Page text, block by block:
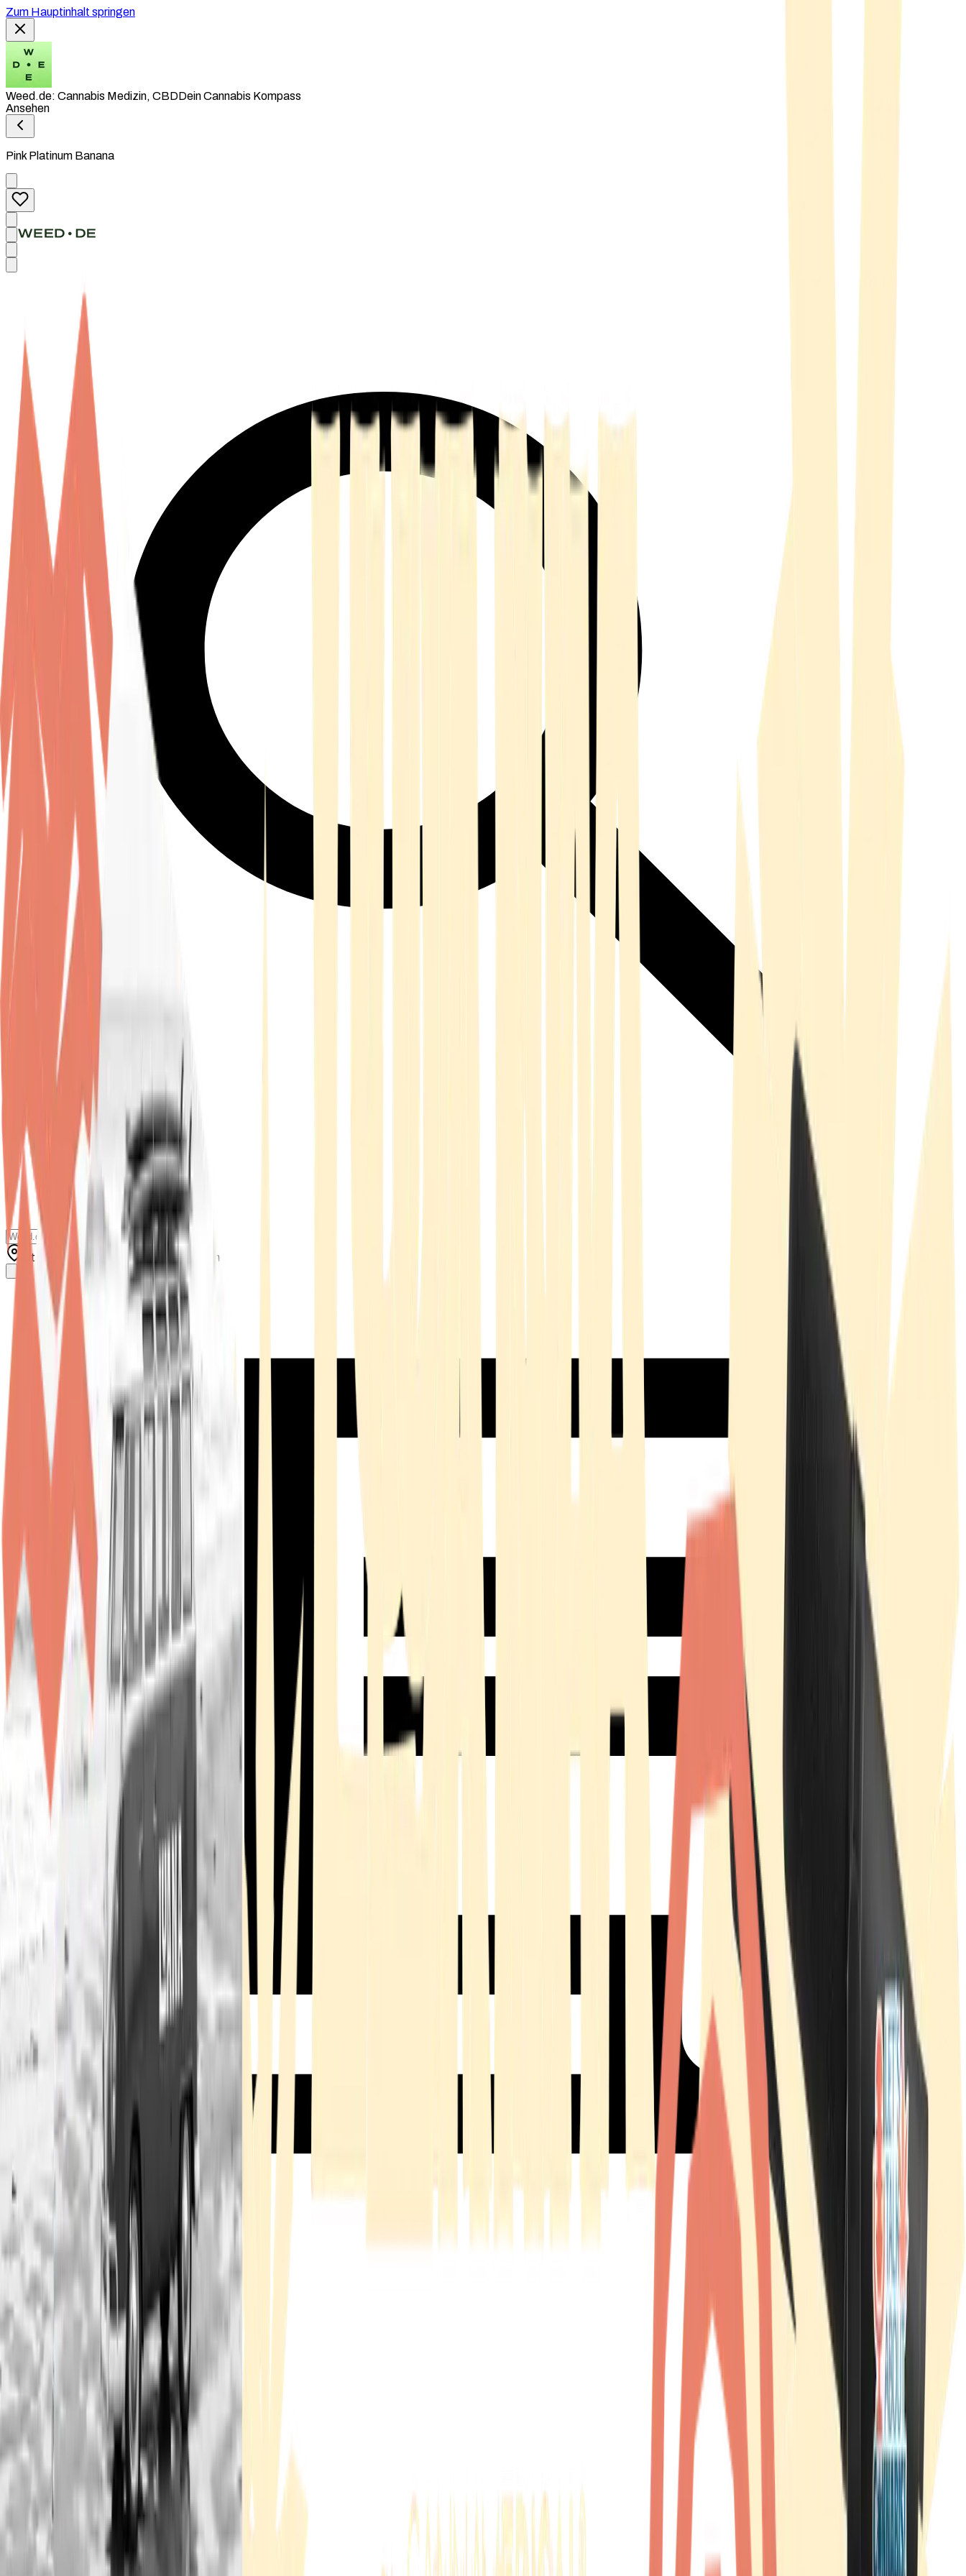
Zum Hauptinhalt springen
Weed.de: Cannabis Medizin, CBDDein Cannabis Kompass
Ansehen
Pink Platinum Banana
Standort wählen Versandart wählen